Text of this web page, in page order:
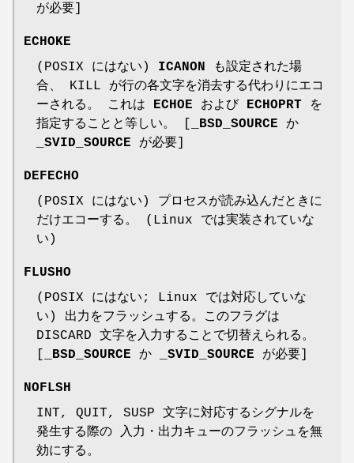
が必要]
ECHOKE
(POSIX にはない) ICANON も設定された場
合、 KILL が行の各文字を消去する代わりにエコ
ーされる。 これは ECHOE および ECHOPRT を
指定することと等しい。 [
_BSD_SOURCE か
_SVID_SOURCE が必要]
DEFECHO
(POSIX にはない) プロセスが読み込んだときに
だけエコーする。 (Linux では実装されていな
い)
FLUSHO
(POSIX にはない; Linux では対応していな
い) 出力をフラッシュする。このフラグは
DISCARD 文字を入力することで切替えられる。
_BSD_SOURCE か _SVID_SOURCE が必要]
NOFLSH
INT, QUIT, SUSP 文字に対応するシグナルを
発生する際の 入力・出力キューのフラッシュを無
効にする。